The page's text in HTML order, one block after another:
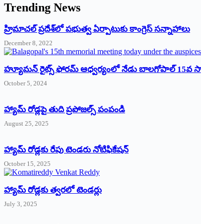
Trending News
‌హ్రిమాచల్‌ ‌ప్రదేశ్‌లో పభుత్వ ఏర్పాటుకు కాంగ్రెస్‌ ‌సన్నాహాలు
December 8, 2022
హ్యూమన్‌ రైట్స్‌ ఫోరమ్‌ ఆధ్వర్యంలో నేడు బాలగోపాల్‌ 15వ
October 5, 2024
హ్యామ్‌ రోడ్లపై తుది ప్రపోజల్స్‌ పంపండి
August 25, 2025
హ్యామ్‌ రోడ్లకు రేపు టెండరు నోటిఫికేషన్‌
October 15, 2025
హ్యామ్‌ రోడ్లకు త్వరలో టెండర్లు
July 3, 2025